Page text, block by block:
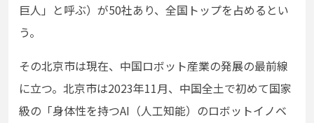
巨⼈」と呼ぶ）が50社あり、全国トップを占めるとい
う。
その北京市は現在、中国ロボット産業の発展の最前線
に⽴つ。北京市は2023年11⽉、中国全⼟で初めて国家
級の「⾝体性を持つAI（⼈⼯知能）のロボットイノベ